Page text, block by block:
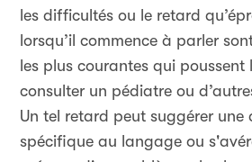
les difficultés ou le retard
lorsqu’il commence à parler
les plus courantes qui poussent
consulter un pédiatre ou
Un tel retard peut suggérer une
spécifique au langage ou